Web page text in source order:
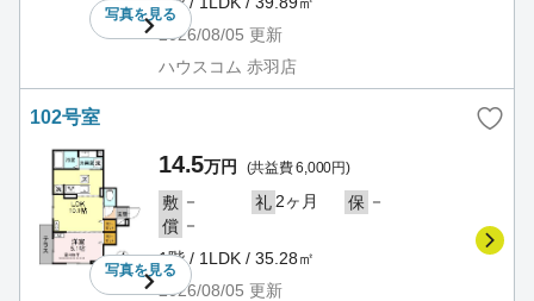
写真を見る
2026/08/05 更新
ハウスコム 赤羽店
102号室
写真を見る
14.5万円 (共益費 6,000円)
敷 － 礼 2ヶ月 保 －
償 －
1階 / 1LDK / 35.28㎡
2026/08/05 更新